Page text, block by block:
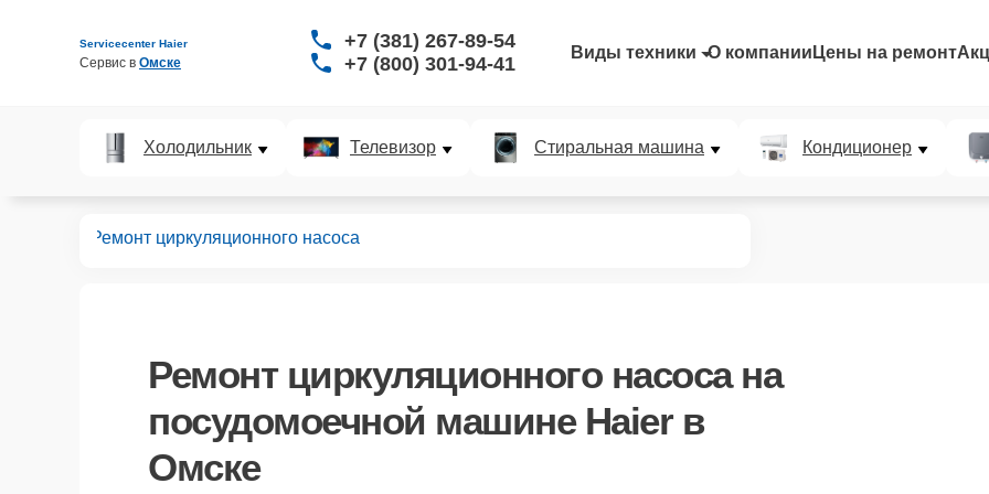
Servicecenter Haier
Сервис в Омске
+7 (381) 267-89-54
+7 (800) 301-94-41
Виды техники О компании Цены на ремонт
Холодильник Телевизор Стиральная машина Кондиционер
Ремонт циркуляционного насоса
Ремонт циркуляционного насосана
посудомоечной машине Haier в
Омске